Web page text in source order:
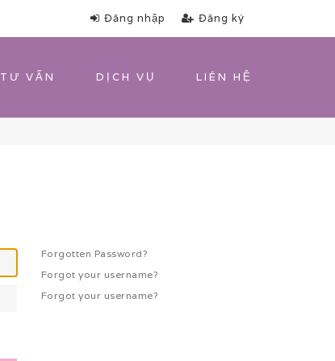
Đăng nhập Đăng ký
TƯ VẤN DỊCH VỤ LIÊN HỆ
Forgotten Password?
Forgot your username?
Forgot your username?